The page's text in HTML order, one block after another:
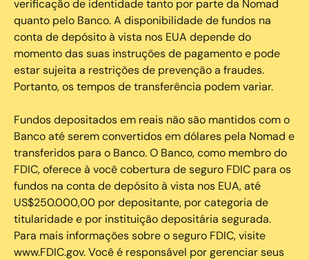
verificação de identidade tanto por parte da Nomad
quanto pelo Banco. A disponibilidade de fundos na
conta de depósito à vista nos EUA depende do
momento das suas instruções de pagamento e pode
estar sujeita a restrições de prevenção a fraudes.
Portanto, os tempos de transferência podem variar.
Fundos depositados em reais não são mantidos com o
Banco até serem convertidos em dólares pela Nomad e
transferidos para o Banco. O Banco, como membro do
FDIC, oferece à você cobertura de seguro FDIC para os
fundos na conta de depósito à vista nos EUA, até
US$250.000,00 por depositante, por categoria de
titularidade e por instituição depositária segurada.
Para mais informações sobre o seguro FDIC, visite
www.FDIC.gov. Você é responsável por gerenciar seus